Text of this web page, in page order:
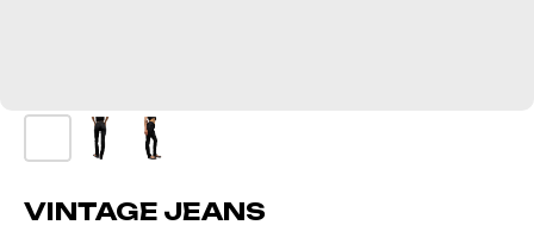
VINTAGE JEANS